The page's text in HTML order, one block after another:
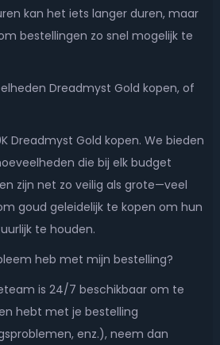
kan het iets langer duren, maar
bestellingen zo snel mogelijk te
Dreadmyst Gold kopen, of
Dreadmyst Gold kopen. We bieden
die bij elk budget
zijn net zo veilig als grote—veel
goud geleidelijk te kopen om hun
te houden.
heb met mijn bestelling?
is 24/7 beschikbaar om te
hebt met je bestelling
enz.), neem dan